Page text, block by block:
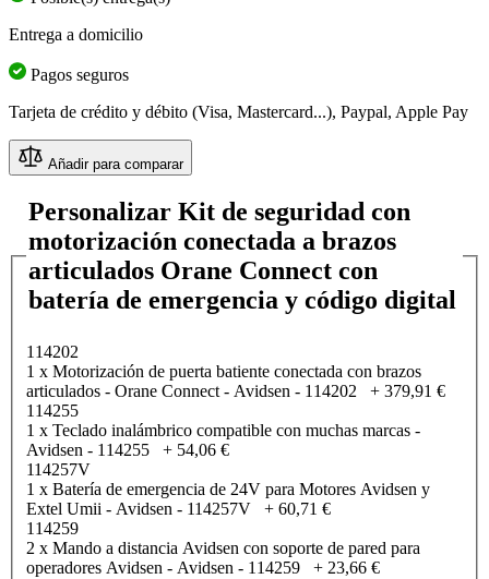
Entrega a domicilio
Pagos seguros
Tarjeta de crédito y débito (Visa, Mastercard...), Paypal, Apple Pay
Añadir para comparar
Personalizar Kit de seguridad con
motorización conectada a brazos
articulados Orane Connect con
batería de emergencia y código digital
114202
1 x Motorización de puerta batiente conectada con brazos
articulados - Orane Connect - Avidsen - 114202
+ 379,91 €
114255
1 x Teclado inalámbrico compatible con muchas marcas -
Avidsen - 114255
+ 54,06 €
114257V
1 x Batería de emergencia de 24V para Motores Avidsen y
Extel Umii - Avidsen - 114257V
+ 60,71 €
114259
2 x Mando a distancia Avidsen con soporte de pared para
operadores Avidsen - Avidsen - 114259
+ 23,66 €